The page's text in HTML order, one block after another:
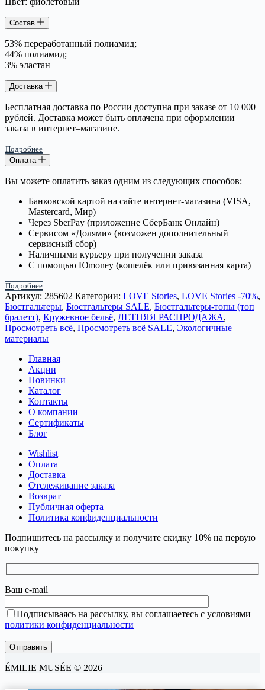
Состав
53% переработанный полиамид;
44% полиамид;
3% эластан
Доставка
Бесплатная доставка по России доступна при заказе от 10 000
рублей. Доставка может быть оплачена при оформлении
заказа в интернет–магазине.
Подробнее
Оплата
Вы можете оплатить заказ одним из следующих способов:
Банковской картой на сайте интернет-магазина (VISA,
Mastercard, Мир)
Через SberPay (приложение СберБанк Онлайн)
Сервисом «Долями» (возможен дополнительный
сервисный сбор)
Наличными курьеру при получении заказа
С помощью Юmoney (кошелёк или привязанная карта)
Подробнее
Артикул: 285602 Категории: LOVE Stories, LOVE Stories -70%,
Бюстгальтеры, Бюстгальтеры SALE, Бюстгальтеры-топы (топ
бралетт), Кружевное бельё, ЛЕТНЯЯ РАСПРОДАЖА,
Просмотреть всё, Просмотреть всё SALE, Экологичные
материалы
Главная
Акции
Новинки
Каталог
Контакты
О компании
Сертификаты
Блог
Wishlist
Оплата
Доставка
Отслеживание заказа
Возврат
Публичная оферта
Политика конфиденциальности
Подпишитесь на рассылку и получите скидку 10% на первую
покупку
Ваш e-mail
Подписываясь на рассылку, вы соглашаетесь с условиями
политики конфиденциальности
ÉMILIE MUSÉE © 2026